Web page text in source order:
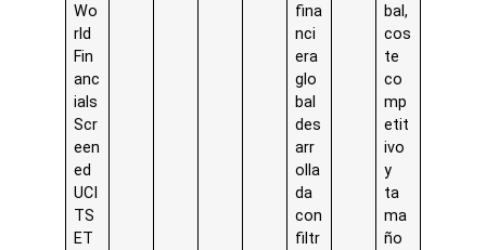
Wo
rld
Fin
anc
ials
Scr
een
ed
UCI
TS
ET
fina
nci
era
glo
bal
des
arr
olla
da
con
filtr
bal,
cos
te
co
mp
etit
ivo
y
ta
ma
ño